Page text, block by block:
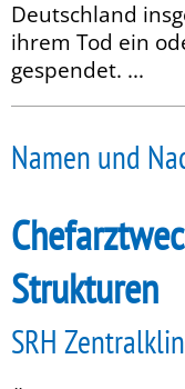
Deutschland
ihrem Tod ein
gespendet. ...
Namen und
Strukturen
SRH